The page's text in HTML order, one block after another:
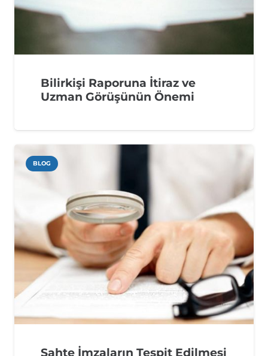
Bilirkişi Raporuna İtiraz ve
Uzman Görüşünün Önemi
BLOG
Sahte İmzaların Tespit Edilmesi